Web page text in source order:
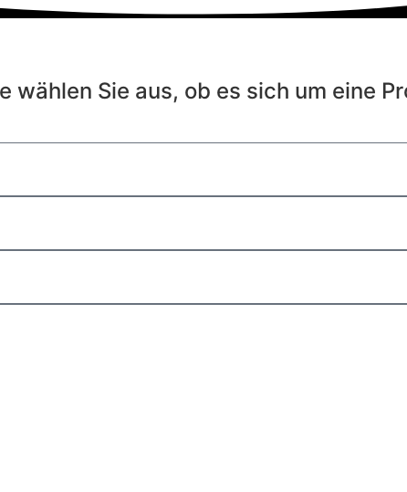
Sie aus, ob es sich um eine